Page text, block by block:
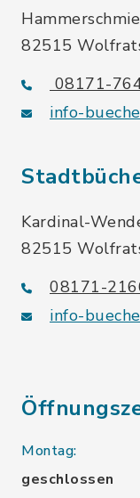
82515
08171-
info-
Kardinal-
82515
08171-
info-
Montag:
geschlossen